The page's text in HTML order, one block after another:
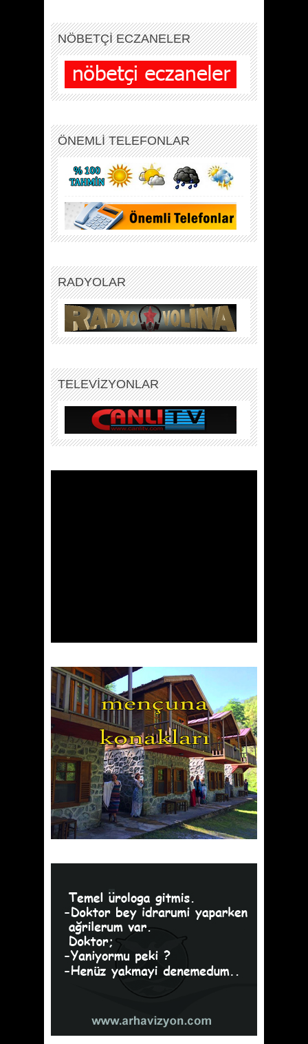
NÖBETÇİ ECZANELER
ÖNEMLİ TELEFONLAR
RADYOLAR
TELEVİZYONLAR